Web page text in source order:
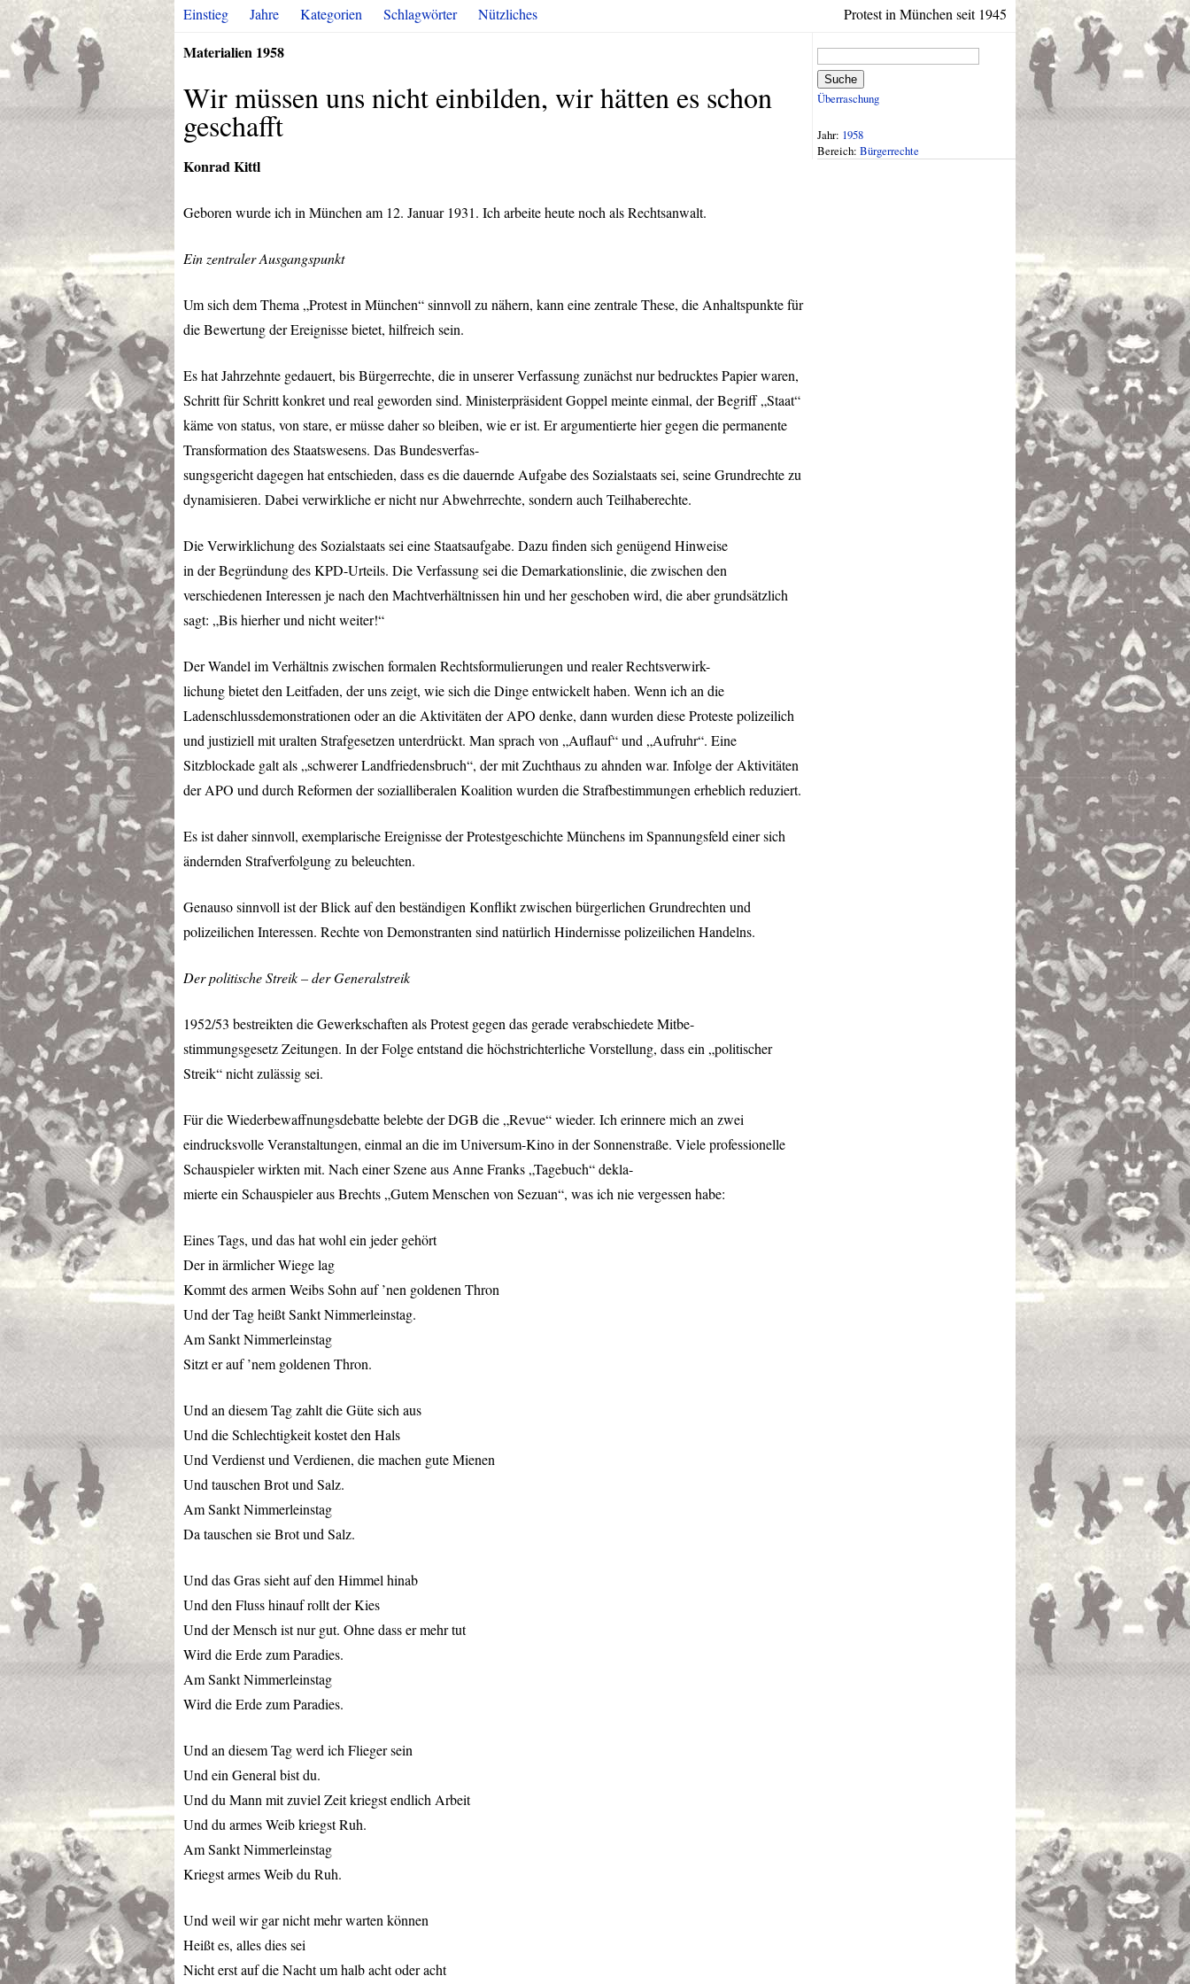
Protest in München seit 1945
Einstieg Jahre Kategorien Schlagwörter Nützliches
Materialien 1958
Wir müssen uns nicht einbilden, wir hätten es schon
geschafft
Konrad Kittl
Geboren wurde ich in München am 12. Januar 1931. Ich arbeite heute noch als Rechtsanwalt.
Ein zentraler Ausgangspunkt
Um sich dem Thema „Protest in München“ sinnvoll zu nähern, kann eine zentrale These, die Anhaltspunkte für
die Bewertung der Ereignisse bietet, hilfreich sein.
Es hat Jahrzehnte gedauert, bis Bürgerrechte, die in unserer Verfassung zunächst nur bedrucktes Papier waren,
Schritt für Schritt konkret und real geworden sind. Ministerpräsident Goppel meinte einmal, der Begriff „Staat“
käme von status, von stare, er müsse daher so bleiben, wie er ist. Er argumentierte hier gegen die permanente
Transformation des Staatswesens. Das Bundesverfas-
sungsgericht dagegen hat entschieden, dass es die dauernde Aufgabe des Sozialstaats sei, seine Grundrechte zu
dynamisieren. Dabei verwirkliche er nicht nur Abwehrrechte, sondern auch Teilhaberechte.
Die Verwirklichung des Sozialstaats sei eine Staatsaufgabe. Dazu finden sich genügend Hinweise
in der Begründung desKPD-Urteils. Die Verfassung sei die Demarkationslinie, die zwischen den
verschiedenen Interessen je nach den Machtverhältnissen hin und her geschoben wird, die aber grundsätzlich
sagt: „Bis hierher und nicht weiter!“
Der Wandel im Verhältnis zwischen formalen Rechtsformulierungen und realer Rechtsverwirk-
lichung bietet den Leitfaden, der uns zeigt, wie sich die Dinge entwickelt haben. Wenn ich an die
Ladenschlussdemonstrationen oder an die Aktivitäten derAPO denke, dann wurden diese Proteste polizeilich
und justiziell mit uralten Strafgesetzen unterdrückt. Man sprach von „Auflauf“ und „Aufruhr“. Eine
Sitzblockade galt als „schwerer Landfriedensbruch“, der mit Zuchthaus zu ahnden war. Infolge der Aktivitäten
derAPO und durch Reformen der sozialliberalen Koalition wurden die Strafbestimmungen erheblich reduziert.
Es ist daher sinnvoll, exemplarische Ereignisse der Protestgeschichte Münchens im Spannungsfeld einer sich
ändernden Strafverfolgung zu beleuchten.
Genauso sinnvoll ist der Blick auf den beständigen Konflikt zwischen bürgerlichen Grundrechten und
polizeilichen Interessen. Rechte von Demonstranten sind natürlich Hindernisse polizeilichen Handelns.
Der politische Streik – der Generalstreik
1952/53 bestreikten die Gewerkschaften als Protest gegen das gerade verabschiedete Mitbe-
stimmungsgesetz Zeitungen. In der Folge entstand die höchstrichterliche Vorstellung, dass ein „politischer
Streik“ nicht zulässig sei.
Für die Wiederbewaffnungsdebatte belebte derDGB die „Revue“ wieder. Ich erinnere mich an zwei
eindrucksvolle Veranstaltungen, einmal an die im Universum-Kino in der Sonnenstraße. Viele professionelle
Schauspieler wirkten mit. Nach einer Szene aus Anne Franks „Tagebuch“ dekla-
mierte ein Schauspieler aus Brechts „Gutem Menschen von Sezuan“, was ich nie vergessen habe:
Eines Tags, und das hat wohl ein jeder gehört
Der in ärmlicher Wiege lag
Kommt des armen Weibs Sohn auf ’nen goldenen Thron
Und der Tag heißt Sankt Nimmerleinstag.
Am Sankt Nimmerleinstag
Sitzt er auf ’nem goldenen Thron.
Und an diesem Tag zahlt die Güte sich aus
Und die Schlechtigkeit kostet den Hals
Und Verdienst und Verdienen, die machen gute Mienen
Und tauschen Brot und Salz.
Am Sankt Nimmerleinstag
Da tauschen sie Brot und Salz.
Und das Gras sieht auf den Himmel hinab
Und den Fluss hinauf rollt der Kies
Und der Mensch ist nur gut. Ohne dass er mehr tut
Wird die Erde zum Paradies.
Am Sankt Nimmerleinstag
Wird die Erde zum Paradies.
Und an diesem Tag werd ich Flieger sein
Und ein General bist du.
Und du Mann mit zuviel Zeit kriegst endlich Arbeit
Und du armes Weib kriegst Ruh.
Am Sankt Nimmerleinstag
Kriegst armes Weib du Ruh.
Und weil wir gar nicht mehr warten können
Heißt es, alles dies sei
Nicht erst auf die Nacht um halb acht oder acht
Suche
Überraschung
Jahr: 1958
Bereich: Bürgerrechte